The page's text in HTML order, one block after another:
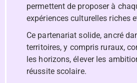
permettent de proposer à
expériences culturelles riches
Ce partenariat solide, ancré
territoires, y compris ruraux,
les horizons, élever les
réussite scolaire.